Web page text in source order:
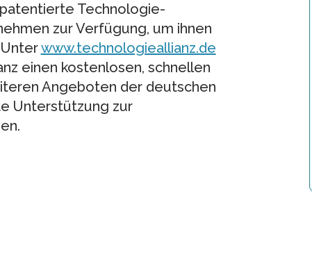
Technologie-
zur Verfügung, um ihnen
www.technologieallianz.de
einen kostenlosen, schnellen
Angeboten der deutschen
Unterstützung zur